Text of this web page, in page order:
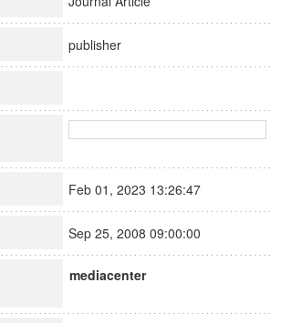
publisher
Feb 01, 2023 13:26:47
Sep 25, 2008 09:00:00
mediacenter